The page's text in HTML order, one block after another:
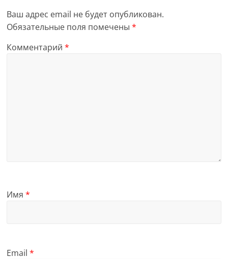
Ваш адрес email не будет опубликован.
Обязательные поля помечены*
Комментарий*
Имя*
Email*